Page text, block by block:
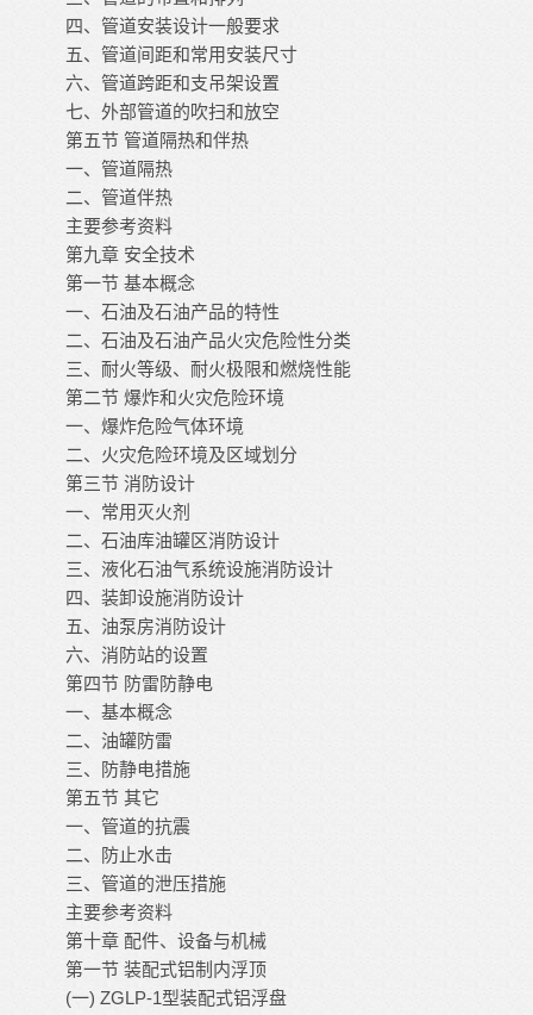
四、管道安装设计一般要求
五、管道间距和常用安装尺寸
六、管道跨距和支吊架设置
七、外部管道的吹扫和放空
第五节 管道隔热和伴热
一、管道隔热
二、管道伴热
主要参考资料
第九章 安全技术
第一节 基本概念
一、石油及石油产品的特性
二、石油及石油产品火灾危险性分类
三、耐火等级、耐火极限和燃烧性能
第二节 爆炸和火灾危险环境
一、爆炸危险气体环境
二、火灾危险环境及区域划分
第三节 消防设计
一、常用灭火剂
二、石油库油罐区消防设计
三、液化石油气系统设施消防设计
四、装卸设施消防设计
五、油泵房消防设计
六、消防站的设置
第四节 防雷防静电
一、基本概念
二、油罐防雷
三、防静电措施
第五节 其它
一、管道的抗震
二、防止水击
三、管道的泄压措施
主要参考资料
第十章 配件、设备与机械
第一节 装配式铝制内浮顶
(一) ZGLP-1型装配式铝浮盘